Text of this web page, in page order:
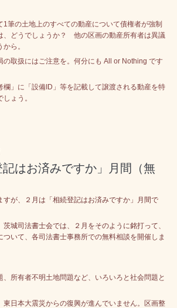
筆の土地上のすべての動産について債権者が強制
、どうでしょうか？ 他の区画の動産所有者は異議
ら。
の取扱にはご注意を。何分にも All or Nothing です
欄」に「設備ID」等を記載して譲渡される動産を特
ょう。
はお済みですか」月間（無
が、２月は「相続登記はお済みですか」月間で
茨城司法書士会では、２月をそのように銘打って、
いて、 各司法書士事務所での無料相談を開催しま
所有者不明土地問題など、いろいろと社会問題と
東日本大震災からの復興が進んでいません。区画整